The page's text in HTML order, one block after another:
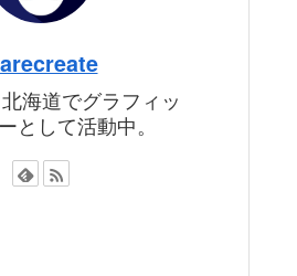
海道でグラフィッ
として活動中。